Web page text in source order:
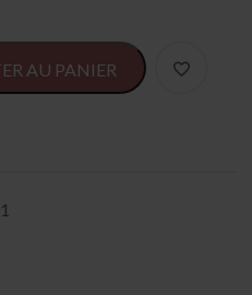
AU PANIER